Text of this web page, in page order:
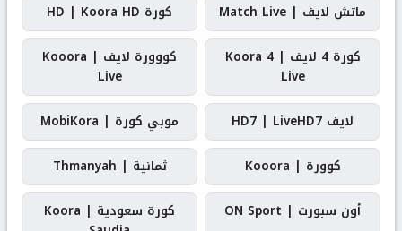
ماتش لايف | Match Live
كورة HD | Koora HD
كورة 4 لايف | Koora 4
Live
كووورة لايف | Kooora
Live
لايف HD7 | LiveHD7
موبي كورة | MobiKora
كوورة | Kooora
ثمانية | Thmanyah
أون سبورت | ON Sport
كورة سعودية | Koora